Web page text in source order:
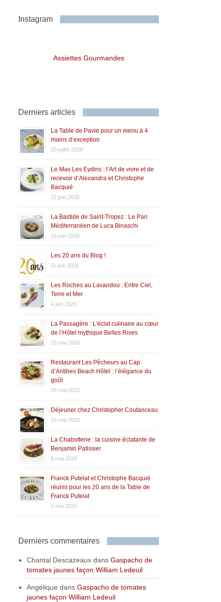
Instagram
Assiettes Gourmandes
Derniers articles
La Table de Pavie pour un menu à 4
mains d’exception
20 juillet 2026
Le Mas Les Eydins : l’Art de vivre et de
recevoir d’Alexandra et Christophe
Bacquié
22 juin 2026
La Bastide de Saint-Tropez : Le Pari
Méditerranéen de Luca Binaschi
16 juin 2026
Les 20 ans du Blog !
11 juin 2026
Les Roches au Lavandou : Entre Ciel,
Terre et Mer
4 juin 2026
La Passagère : L’éclat culinaire au cœur
de l’Hôtel mythique Belles Rives
29 mai 2026
Restaurant Les Pêcheurs au Cap
d’Antibes Beach Hôtel : l’élégance du
goût
26 mai 2026
Déjeuner chez Christopher Coutanceau
14 mai 2026
La Chabotterie : la cuisine éclatante de
Benjamin Patissier
8 mai 2026
Franck Putelat et Christophe Bacquié
réunis pour les 20 ans de la Table de
Franck Putelat
3 mai 2026
Derniers commentaires
Chantal Descazeaux dansGaspacho de
tomates jaunes façon William Ledeuil
Angélique dansGaspacho de tomates
jaunes façon William Ledeuil